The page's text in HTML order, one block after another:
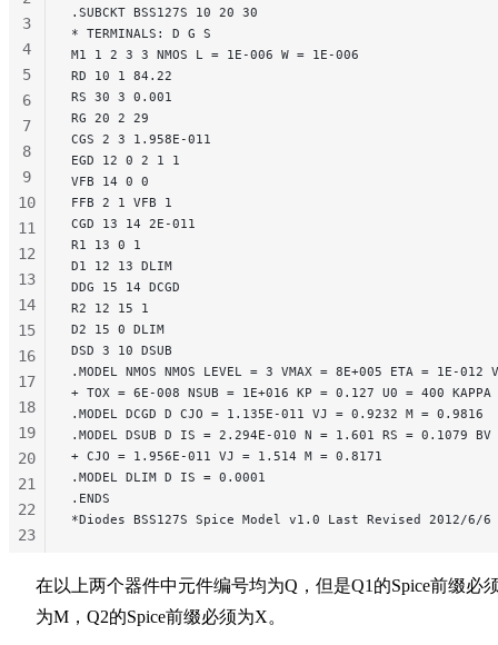
.SUBCKT BSS127S 10 20 30
* TERMINALS: D G S
M1 1 2 3 3 NMOS L = 1E-006 W = 1E-006
RD 10 1 84.22
RS 30 3 0.001
RG 20 2 29
CGS 2 3 1.958E-011
EGD 12 0 2 1 1
VFB 14 0 0
FFB 2 1 VFB 1
CGD 13 14 2E-011
R1 13 0 1
D1 12 13 DLIM
DDG 15 14 DCGD
R2 12 15 1
D2 15 0 DLIM
DSD 3 10 DSUB
.MODEL NMOS NMOS LEVEL = 3 VMAX = 8E+005 ETA = 1E-012
+ TOX = 6E-008 NSUB = 1E+016 KP = 0.127 U0 = 400
.MODEL DCGD D CJO = 1.135E-011 VJ = 0.9232 M = 0.9816
.MODEL DSUB D IS = 2.294E-010 N = 1.601 RS = 0.1079
+ CJO = 1.956E-011 VJ = 1.514 M = 0.8171
.MODEL DLIM D IS = 0.0001
.ENDS
*Diodes BSS127S Spice Model v1.0 Last Revised 2012/6/6
3
4
5
6
7
8
9
10
11
12
13
14
15
16
17
18
19
20
21
22
23
在以上两个器件中元件编号均为Q，但是Q1的Spice前缀必
为M，Q2的Spice前缀必须为X。